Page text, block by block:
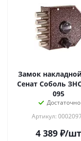
Замок
Сенат Соболь
095
Достаточно
Артикул:
4 389 ₽/шт